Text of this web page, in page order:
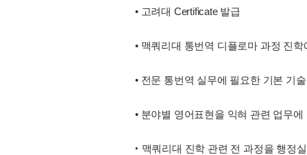
• 고려대 Certificate 발급
• 맥쿼리대 통번역 디플로마 과정 진
• 전문 통번역 실무에 필요한 기본 기
• 분야별 영어표현을 익혀 관련 업무에
‣ 맥쿼리대 진학 관련 전 과정을 행정